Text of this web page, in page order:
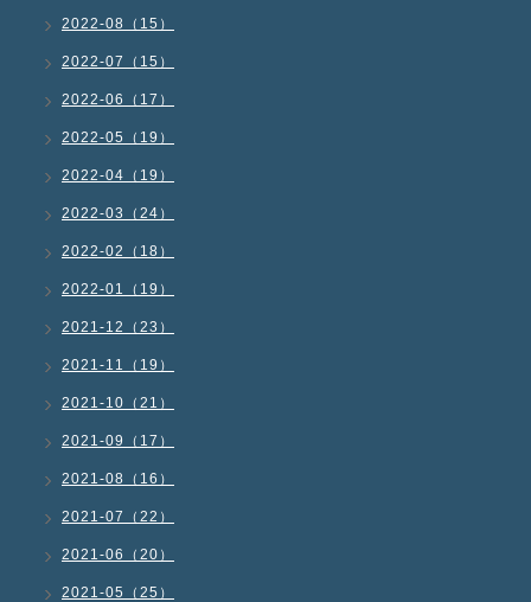
2022-08（15）
2022-07（15）
2022-06（17）
2022-05（19）
2022-04（19）
2022-03（24）
2022-02（18）
2022-01（19）
2021-12（23）
2021-11（19）
2021-10（21）
2021-09（17）
2021-08（16）
2021-07（22）
2021-06（20）
2021-05（25）